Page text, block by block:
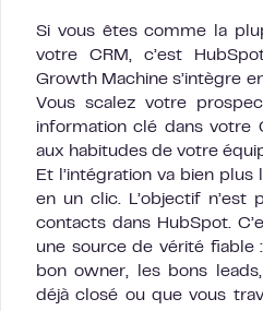
Si vous êtes comme la
votre CRM, c’est
Growth Machine s’intègre
Vous scalez votre
information clé dans votre
aux habitudes de votre
Et l’intégration va bien plus
en un clic. L’objectif n’est
contacts dans HubSpot.
une source de vérité fiable
bon owner, les bons
déjà closé ou que vous